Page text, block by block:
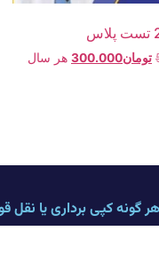
تومان300.000 هر سال
هر گونه کپی برداری یا